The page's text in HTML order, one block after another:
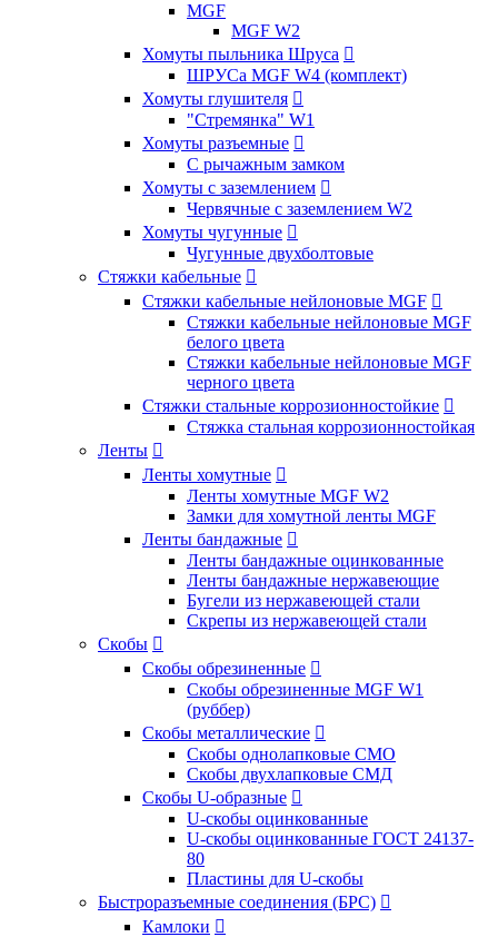
MGF
MGF W2
Хомуты пыльника Шруса 
ШРУСа MGF W4 (комплект)
Хомуты глушителя 
"Стремянка" W1
Хомуты разъемные 
С рычажным замком
Хомуты с заземлением 
Червячные с заземлением W2
Хомуты чугунные 
Чугунные двухболтовые
Стяжки кабельные 
Стяжки кабельные нейлоновые MGF 
Стяжки кабельные нейлоновые MGF
белого цвета
Стяжки кабельные нейлоновые MGF
черного цвета
Стяжки стальные коррозионностойкие 
Стяжка стальная коррозионностойкая
Ленты 
Ленты хомутные 
Ленты хомутные MGF W2
Замки для хомутной ленты MGF
Ленты бандажные 
Ленты бандажные оцинкованные
Ленты бандажные нержавеющие
Бугели из нержавеющей стали
Скрепы из нержавеющей стали
Скобы 
Скобы обрезиненные 
Скобы обрезиненные MGF W1
(руббер)
Скобы металлические 
Скобы однолапковые СМО
Скобы двухлапковые СМД
Скобы U-образные 
U-скобы оцинкованные
U-скобы оцинкованные ГОСТ 24137-
80
Пластины для U-скобы
Быстроразъемные соединения (БРС) 
Камлоки 